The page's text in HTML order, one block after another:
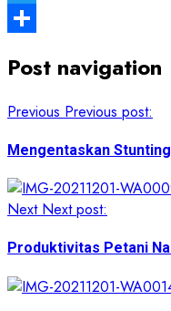
Twitter
Post navigation
Previous Previous post:
Mengentaskan
Next Next post:
Produktivitas Petani